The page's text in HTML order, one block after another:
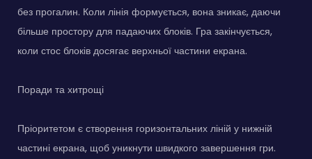
без прогалин. Коли лінія формується, вона зникає, даючи
більше простору для падаючих блоків. Гра закінчується,
коли стос блоків досягає верхньої частини екрана.
Поради та хитрощі
Пріоритетом є створення горизонтальних ліній у нижній
частині екрана, щоб уникнути швидкого завершення гри.